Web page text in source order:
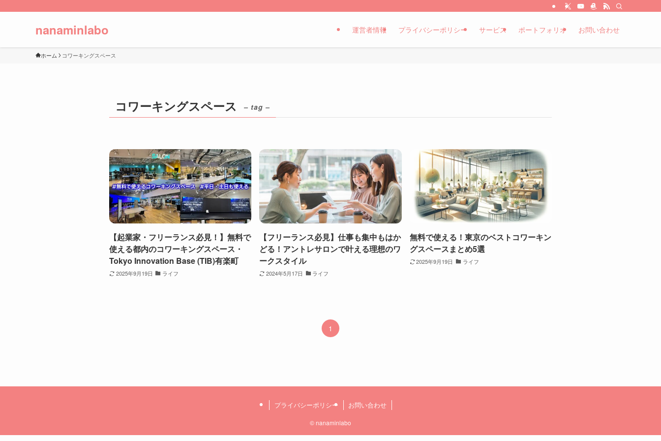
nanaminlabo 運営者情報 プライバシーポリシー サービス ポートフォリオ お問い合わせ
ホーム コワーキングスペース
コワーキングスペース – tag –
【起業家・フリーランス必見！】無料で
使える都内のコワーキングスペース・
Tokyo Innovation Base (TIB)有楽町
2025年9月19日 ライフ
【フリーランス必見】仕事も集中もはか
どる！アントレサロンで叶える理想のワ
ークスタイル
2024年5月17日 ライフ
無料で使える！東京のベストコワーキン
グスペースまとめ5選
2025年9月19日 ライフ
1
プライバシーポリシー お問い合わせ
© nanaminlabo